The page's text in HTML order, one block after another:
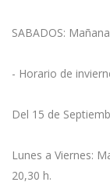
SABADOS:
- Horario de
Del 15 de
Lunes a Viernes:
20,30 h.